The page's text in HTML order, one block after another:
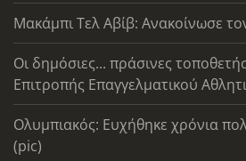
Μακάμπι Τελ Αβίβ: Ανακοίνωσε
Οι δημόσιες... πράσινες
Επιτροπής Επαγγελματικού
Ολυμπιακός: Ευχήθηκε χρόνια
(pic)